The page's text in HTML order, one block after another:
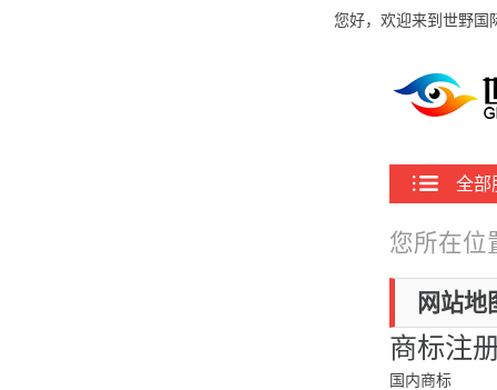
您好，欢迎来到世野国
全部
您所在位
网站地
商标注
国内商标